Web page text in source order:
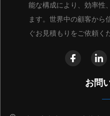
能な構成により、効率性
ます。世界中の顧客から
ぐお見積もりをご依頼く
お問